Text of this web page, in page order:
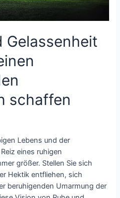
Gelassenheit
schaffen
Lebens und der
eines ruhigen
größer. Stellen Sie sich
Hektik entfliehen, sich
beruhigenden Umarmung der